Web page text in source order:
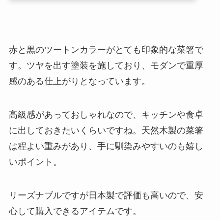
赤と黒のツートンカラーがとても印象的な菜箸で
す。ツヤを出す塗装を施しており、モダンで重厚
感のある仕上がりとなっています。
高級感があっておしゃれなので、キッチンや食卓
に出しておきたいくらいですね。天然木製の菜箸
は程よい重みがあり、手に馴染みやすいのも嬉し
いポイント。
リーズナブルですが日本製で評価も高いので、安
心して購入できるアイテムです。